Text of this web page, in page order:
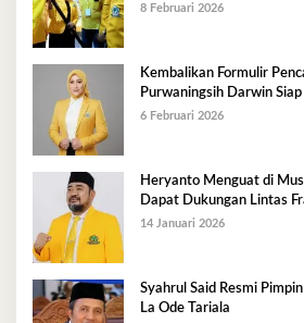
8 Februari 2026
Kembalikan Formulir
Purwaningsih Darwin Siap
Golkar Mubar
6 Februari 2026
Heryanto Menguat di
Dapat Dukungan Lintas
14 Januari 2026
Syahrul Said Resmi
La Ode Tariala